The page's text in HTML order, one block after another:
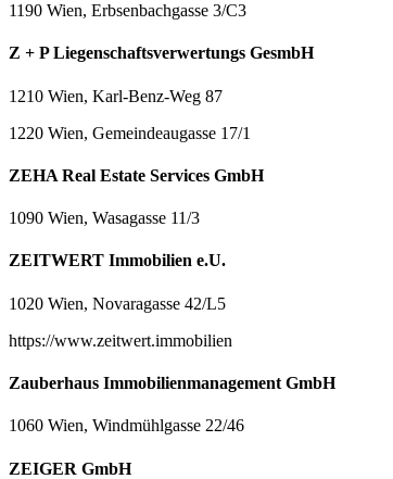
1190 Wien, Erbsenbachgasse 3/C3
Z + P Liegenschaftsverwertungs GesmbH
1210 Wien, Karl-Benz-Weg 87
1220 Wien, Gemeindeaugasse 17/1
ZEHA Real Estate Services GmbH
1090 Wien, Wasagasse 11/3
ZEITWERT Immobilien e.U.
1020 Wien, Novaragasse 42/L5
https://www.zeitwert.immobilien
Zauberhaus Immobilienmanagement GmbH
1060 Wien, Windmühlgasse 22/46
ZEIGER GmbH